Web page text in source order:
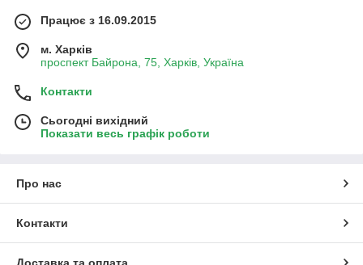
Працює з 16.09.2015
м. Харків
проспект Байрона, 75, Харків, Україна
Контакти
Сьогодні вихідний
Показати весь графік роботи
Про нас
Контакти
Доставка та оплата